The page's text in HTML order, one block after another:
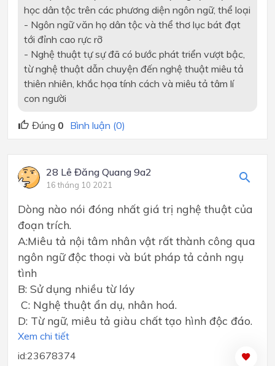
học dân tộc trên các phương diện ngôn ngữ, thể loại
- Ngôn ngữ văn họ dân tộc và thể thơ lục bát đạt
tới đỉnh cao rực rỡ
- Nghệ thuật tự sự đã có bước phát triển vượt bậc,
từ nghệ thuật dẫn chuyện đến nghệ thuật miêu tả
thiên nhiên, khắc họa tính cách và miêu tả tâm lí
con người
Đúng 0 Bình luận (0)
28 Lê Đăng Quang 9a2
16 tháng 10 2021
Dòng nào nói đóng nhất giá trị nghệ thuật của
đoạn trích.
A:Miêu tả nội tâm nhân vật rất thành công qua
ngôn ngữ độc thoại và bút pháp tả cảnh ngụ
tình
B: Sử dụng nhiều từ láy
C: Nghệ thuật ẩn dụ, nhân hoá.
D: Từ ngữ, miêu tả giàu chất tạo hình độc đáo.
Xem chi tiết
id:23678374